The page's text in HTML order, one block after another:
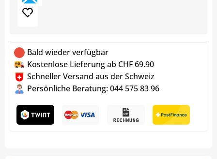
Bald wieder verfügbar
Kostenlose Lieferung ab CHF 69.90
Schneller Versand aus der Schweiz
Persönliche Beratung: 044 575 83 96